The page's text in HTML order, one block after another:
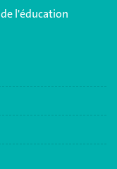
l'éducation